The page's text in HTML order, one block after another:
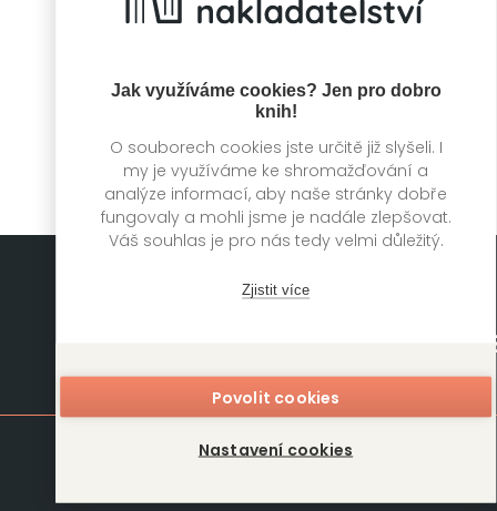
Jak využíváme cookies? Jen pro dobro
knih!
O souborech cookies jste určitě již slyšeli. I
my je využíváme ke shromažďování a
analýze informací, aby naše stránky dobře
fungovaly a mohli jsme je nadále zlepšovat.
Váš souhlas je pro nás tedy velmi důležitý.
Zjistit více
Povolit cookies
Nastavení cookies
Fiona Davis
Mapa stránek
Autoři